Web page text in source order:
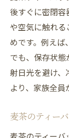
後すぐに密閉
や空気に触れ
めです。例え
でも、保存状
射日光を避け、
より、家族全員
麦茶のティー